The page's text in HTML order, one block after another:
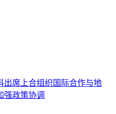
出席上合组织国际合作与地
强政策协调